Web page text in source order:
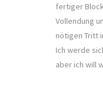
fertiger
Vollendung
nötigen Tritt
Ich werde
aber ich will